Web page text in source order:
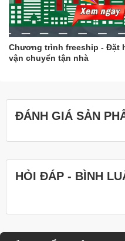
Chương trình freeship - Đặt
vận chuyển tận nhà
ĐÁNH GIÁ SẢN
HỎI ĐÁP - BÌNH